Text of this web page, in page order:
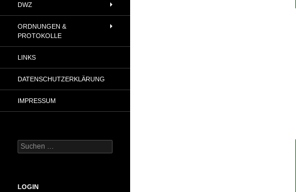
DWZ
ORDNUNGEN &
PROTOKOLLE
LINKS
DATENSCHUTZERKLÄRUNG
IMPRESSUM
Suchen
nach:
LOGIN